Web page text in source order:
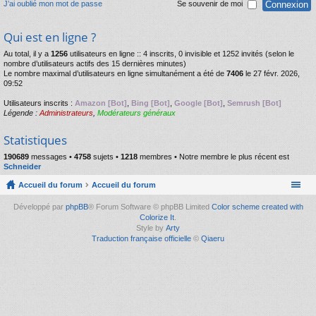
J’ai oublié mon mot de passe Se souvenir de moi
Qui est en ligne ?
Au total, il y a 1256 utilisateurs en ligne :: 4 inscrits, 0 invisible et 1252 invités (selon le
nombre d’utilisateurs actifs des 15 dernières minutes)
Le nombre maximal d’utilisateurs en ligne simultanément a été de 7406 le 27 févr. 2026,
09:52
Utilisateurs inscrits : Amazon [Bot] Bing [Bot] Google [Bot] Semrush [Bot]
Légende : Administrateurs Modérateurs généraux
Statistiques
190689 messages • 4758 sujets • 1218 membres • Notre membre le plus récent est
Schneider
Accueil du forum Accueil du forum
Développé par phpBB® Forum Software © phpBB Limited Color scheme created with
Colorize It.
Style by Arty
Traduction française officielle © Qiaeru